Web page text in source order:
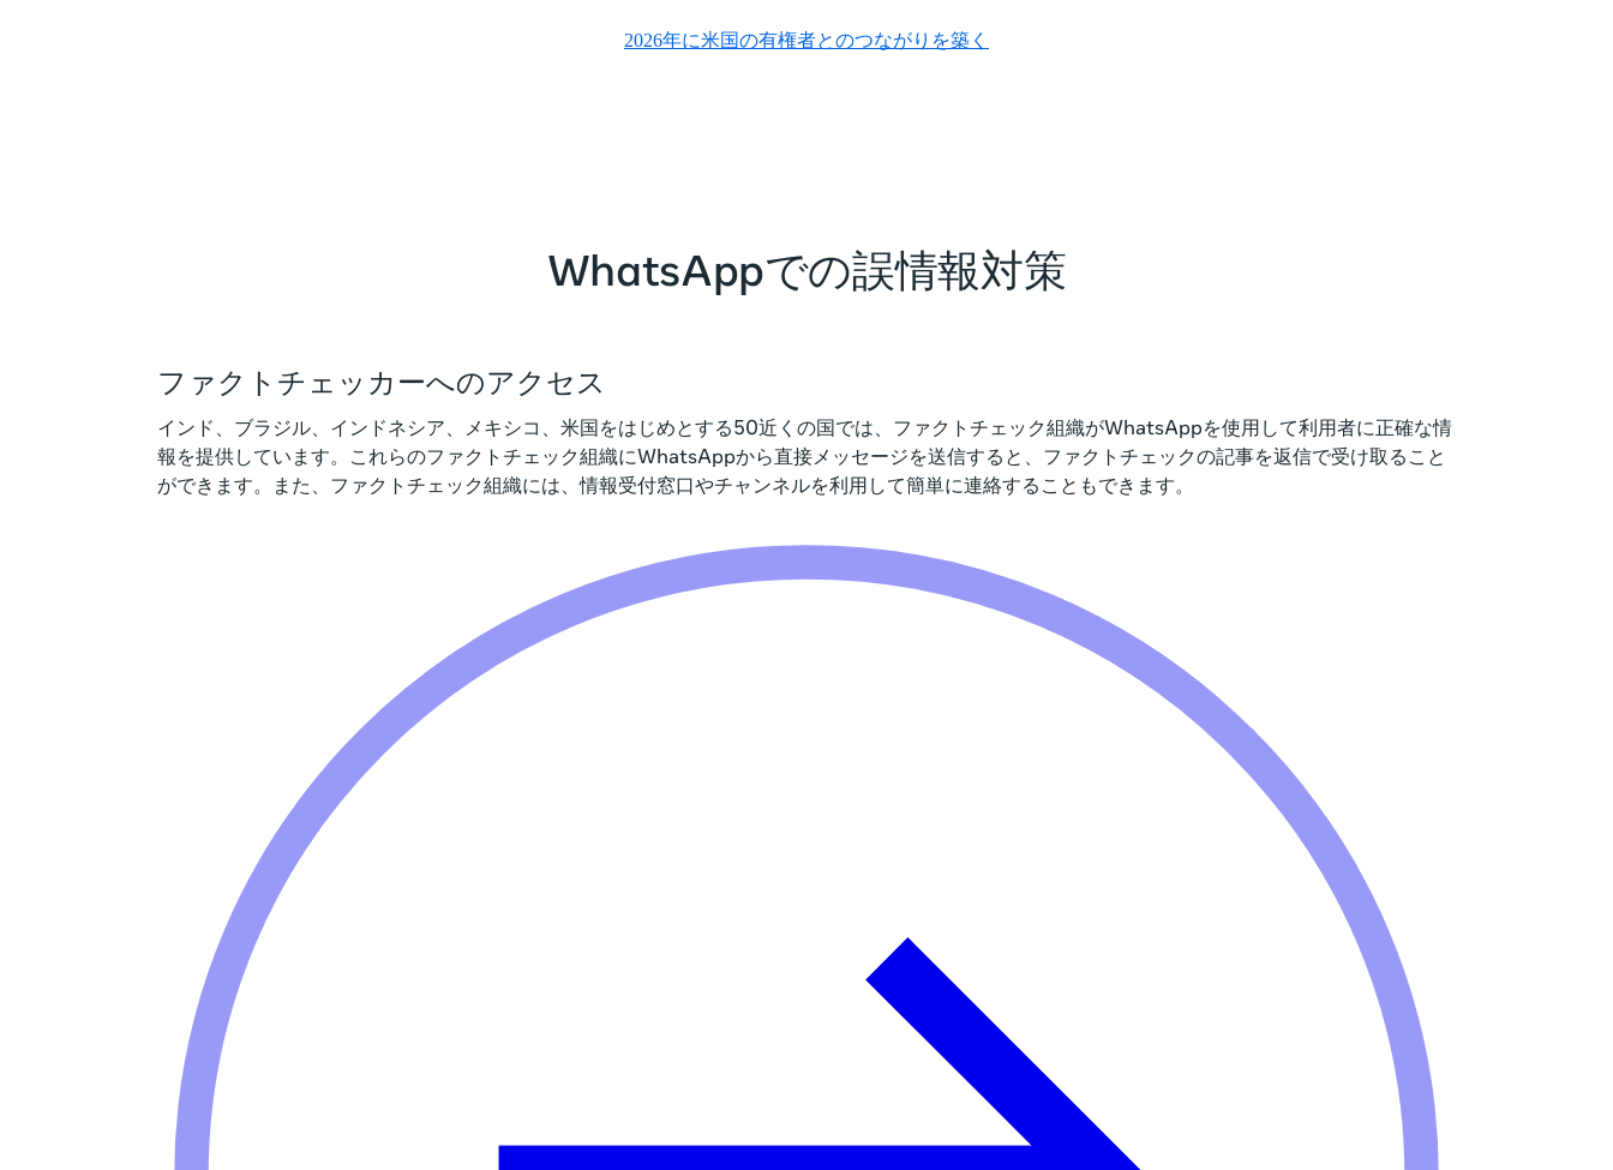
2026年に米国の有権者とのつながりを築く
WhatsAppでの誤情報対策
ファクトチェッカーへのアクセス
インド、ブラジル、インドネシア、メキシコ、米国をはじめとする50近くの国では、ファクトチェック組織がWhatsAppを使用して利用者に正確な情
報を提供しています。これらのファクトチェック組織にWhatsAppから直接メッセージを送信すると、ファクトチェックの記事を返信で受け取ること
ができます。また、ファクトチェック組織には、情報受付窓口やチャンネルを利用して簡単に連絡することもできます。